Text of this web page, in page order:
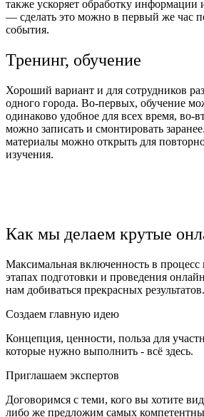
также ускоряет обработку информации
— сделать это можно в первый же час
события.
Тренинг, обучение
Хороший вариант и для сотрудников
одного города. Во-первых, обучение
одинаково удобное для всех время, во-
можно записать и смонтировать
материалы можно открыть для
изучения.
Как мы делаем крутые
Максимальная включенность в процесс
этапах подготовки и проведения
нам добиваться прекрасных
Создаем главную идею
Концепция, ценности, польза для
которые нужно выполнить - всё здесь.
Приглашаем экспертов
Договоримся с теми, кого вы хотите
либо же предложим самых